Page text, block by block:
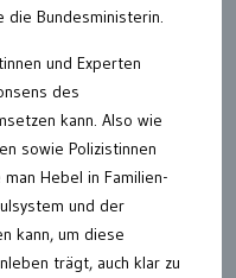
die Bundesministerin.
und Experten
des
kann. Also wie
sowie Polizistinnen
Hebel in Familien-
und der
kann, um diese
trägt, auch klar zu